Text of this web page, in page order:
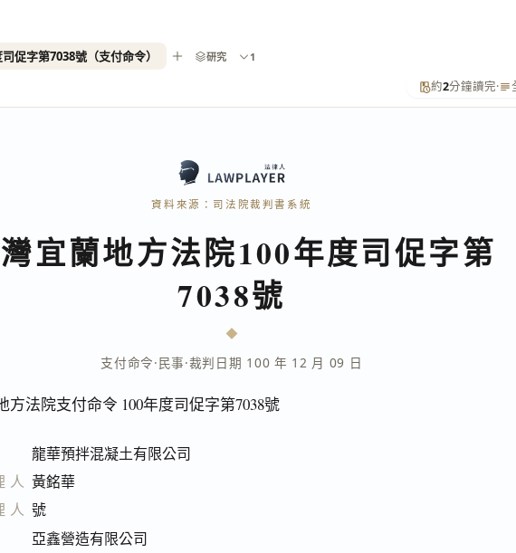
約2分鐘讀完·
資料來源：司法院裁判書系統
宜蘭地方法院100年度司促字第
7038號
支付命令·民事·裁判日期 100 年 12 月 09 日
方法院支付命令 100年度司促字第7038號
龍華預拌混凝土有限公司
人 黃銘華
人 號
亞鑫營造有限公司
促字第7038號（支付命令） 研究 1